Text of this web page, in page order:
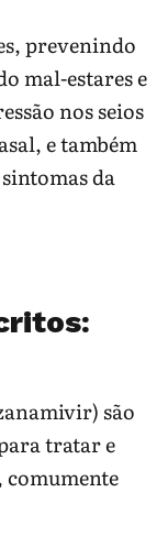
prevenindo
mal-estares e
nos seios
e também
da
são
tratar e